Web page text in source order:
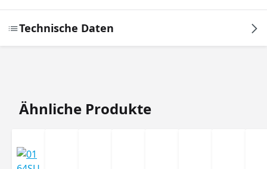
Technische Daten
Produktgalerie überspringen
Ähnliche Produkte